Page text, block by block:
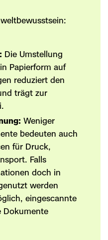
Die Umstellung
Papierform auf
reduziert den
trägt zur
Weniger
bedeuten auch
für Druck,
Falls
doch in
werden
eingescannte
Dokumente